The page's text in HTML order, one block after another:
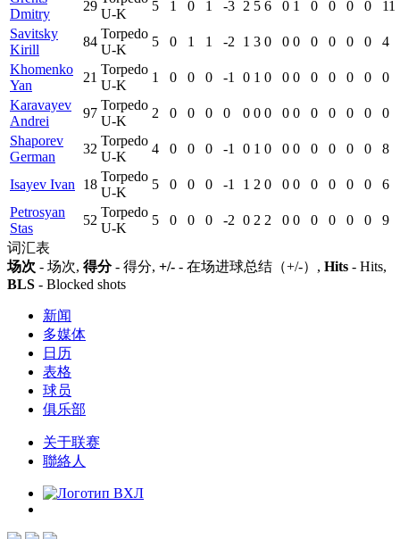
Dmitry
29
U-K
5 1 0 1 -3 2 5 6 0 1 0 0 0 0
11
Savitsky
Kirill
84
Torpedo
U-K
5 0 1 1 -2 1 3 0 0 0 0 0 0 0
4
Khomenko
Yan
21
Torpedo
U-K
1 0 0 0 -1 0 1 0 0 0 0 0 0 0
0
Karavayev
Andrei
97
Torpedo
U-K
2 0 0 0 0 0 0 0 0 0 0 0 0 0
0
Shaporev
German
32
Torpedo
U-K
4 0 0 0 -1 0 1 0 0 0 0 0 0 0 8
Isayev Ivan 18
Torpedo
U-K
5 0 0 0 -1 1 2 0 0 0 0 0 0 0
6
Petrosyan
Stas
52
Torpedo
U-K
5 0 0 0 -2 0 2 2 0 0 0 0 0 0
9
词汇表
场次 - 场次, 得分- 得分, +/- - 在场进球总结（+/-）, Hits - Hits,
BLS - Blocked shots
新闻
多媒体
日历
表格
球员
俱乐部
关于联赛
聯絡人